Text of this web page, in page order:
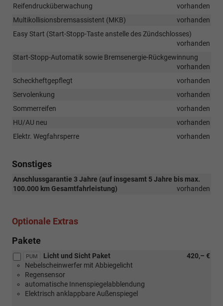
Reifendrucküberwachung
vorhanden
Multikollisionsbremsassistent (MKB)
vorhanden
Easy Start (Start-Stopp-Taste anstelle des Zündschlosses)
vorhanden
Start-Stopp-Automatik sowie Bremsenergie-Rückgewinnung
vorhanden
Scheckheftgepflegt
vorhanden
Servolenkung
vorhanden
Sommerreifen
vorhanden
HU/AU neu
vorhanden
Elektr. Wegfahrsperre
vorhanden
Sonstiges
Anschlussgarantie 3 Jahre (auf insgesamt 5 Jahre bis max.
100.000 km Gesamtfahrleistung)
vorhanden
Optionale Extras
Pakete
PUM 420,– €
Licht und Sicht Paket
Nebelscheinwerfer mit Abbiegelicht
Regensensor
automatische Innenspiegelabblendung
Elektrisch anklappbare Außenspiegel